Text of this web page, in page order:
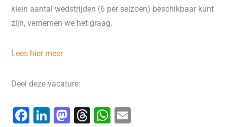
klein aantal wedstrijden (6 per seizoen) beschikbaar kunt
zijn, vernemen we het graag.
Lees hier meer
Deel deze vacature:
F
Li M T
W